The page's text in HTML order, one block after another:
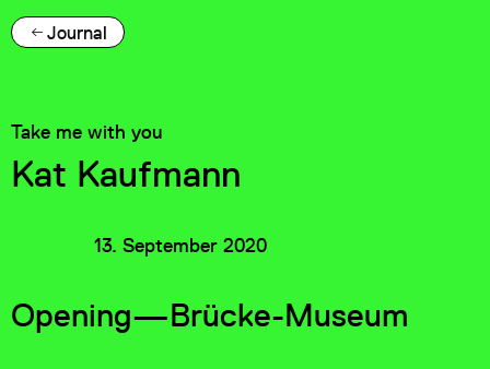
Journal
Take me with you
Kat Kaufmann
13. September 2020
Opening—Brücke-Museum